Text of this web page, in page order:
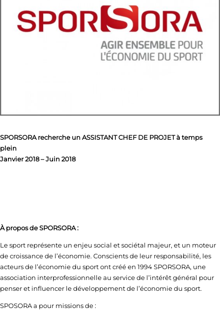
SPORSORA recherche un ASSISTANT CHEF DE PROJET à temps
plein
Janvier 2018 – Juin 2018
À propos de SPORSORA :
Le sport représente un enjeu social et sociétal majeur, et un moteur
de croissance de l’économie. Conscients de leur responsabilité, les
acteurs de l’économie du sport ont créé en 1994 SPORSORA, une
association interprofessionnelle au service de l’intérêt général pour
penser et influencer le développement de l’économie du sport.
SPOSORA a pour missions de :